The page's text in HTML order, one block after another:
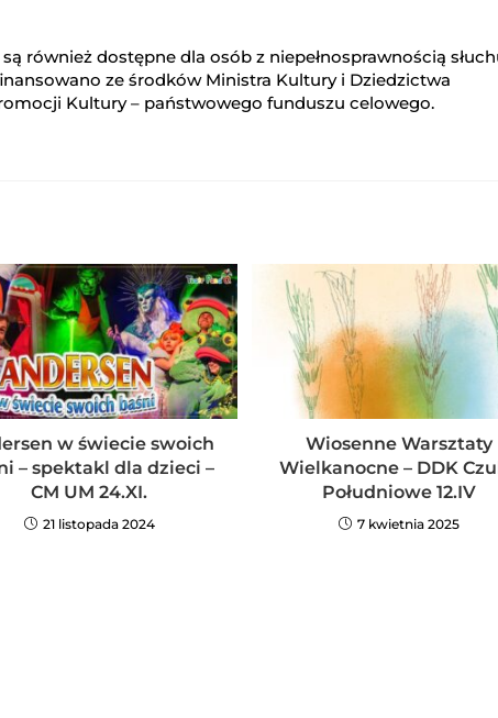
również dostępne dla osób z niepełnosprawnością
ze środków Ministra Kultury i Dziedzictwa
Kultury – państwowego funduszu celowego.
w świecie swoich
– spektakl dla dzieci –
CM UM 24.XI.
21 listopada 2024
Wiosenne Warsztaty
Wielkanocne – DDK
Południowe 12.IV
7 kwietnia 2025